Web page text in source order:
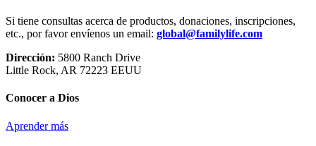
Si tiene consultas acerca de productos, donaciones, inscripciones,
etc., por favor envíenos un email: global@familylife.com
Dirección: 5800 Ranch Drive
Little Rock, AR 72223 EEUU
Conocer a Dios
Aprender más